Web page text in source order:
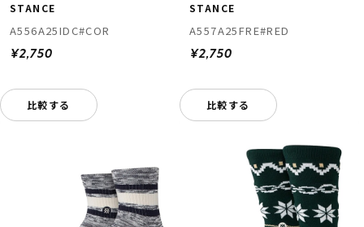
STANCE
A556A25IDC#COR
¥2,750
比較する
STANCE
A557A25FRE#RED
¥2,750
比較する